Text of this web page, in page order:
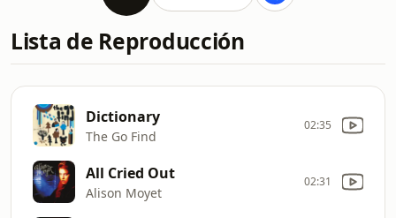
Lista de Reproducción
Dictionary
The Go Find
02:35
All Cried Out
Alison Moyet
02:31